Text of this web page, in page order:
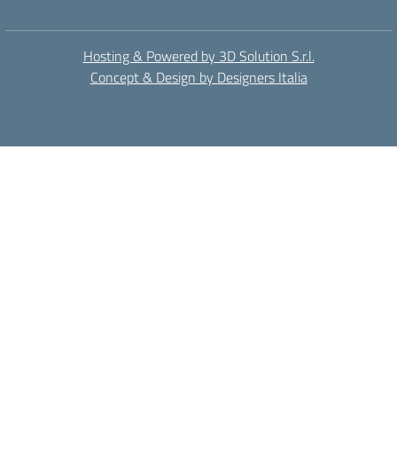
Hosting & Powered by 3D Solution S.r.l.
Concept & Design by Designers Italia